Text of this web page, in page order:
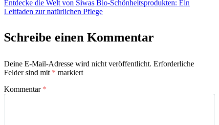
Entdecke die Welt von Siwas Bio-Schönheitsprodukten: Ein
Leitfaden zur natürlichen Pflege
Schreibe einen Kommentar
Deine E-Mail-Adresse wird nicht veröffentlicht. Erforderliche
Felder sind mit * markiert
Kommentar *